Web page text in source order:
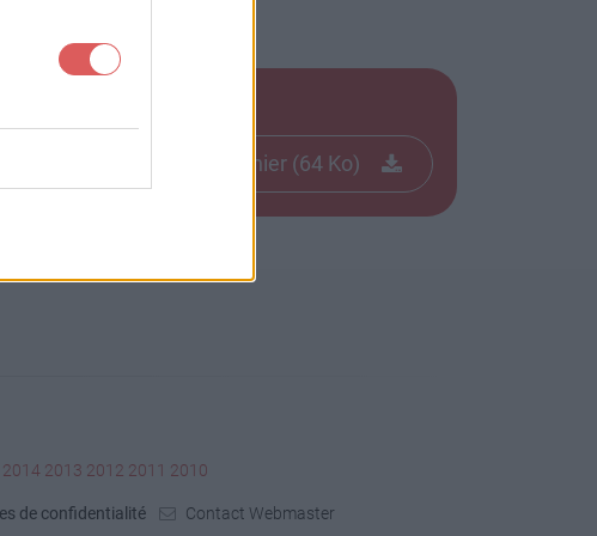
Télécharger le fichier (64 Ko)
2014 2013 2012 2011 2010
de confidentialité Contact Webmaster